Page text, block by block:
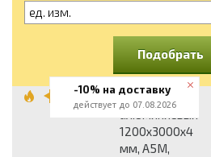
ед. изм.
Подобрать
Лист
алюминиевый
1200x3000x4
мм, А5М,
-10% на доставку
действует до 07.08.2026